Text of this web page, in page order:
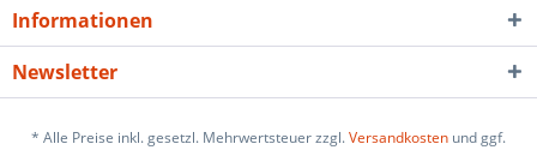
Informationen
Newsletter
* Alle Preise inkl. gesetzl. Mehrwertsteuer zzgl.Versandkosten und ggf.